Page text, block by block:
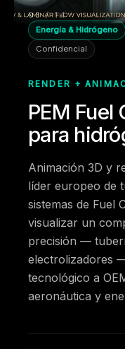
03 / 14
Energía & Hidrógeno
Confidencial
RENDER +
PEM
para
Animación 3D y
líder europeo de
sistemas de Fuel
visualizar un
precisión —
electrolizadores
tecnológico a
aeronáutica y